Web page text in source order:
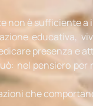
non è sufficiente
educativa,
presenza e
nel pensiero per
che